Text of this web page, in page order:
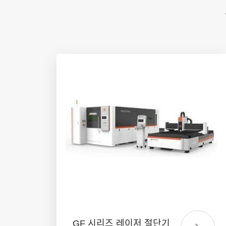
GF 시리즈 레이저 절단기